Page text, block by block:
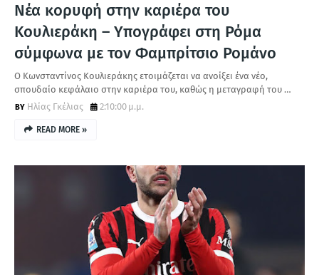
Νέα κορυφή στην καριέρα του
Κουλιεράκη – Υπογράφει στη Ρόμα
σύμφωνα με τον Φαμπρίτσιο Ρομάνο
Ο Κωνσταντίνος Κουλιεράκης ετοιμάζεται να ανοίξει ένα νέο,
σπουδαίο κεφάλαιο στην καριέρα του, καθώς η μεταγραφή του …
Ηλίας Γκέλιας
2:10:00 μ.μ.
READ MORE »